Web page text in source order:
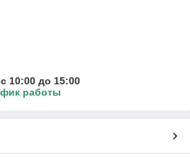
10:00 до 15:00
работы